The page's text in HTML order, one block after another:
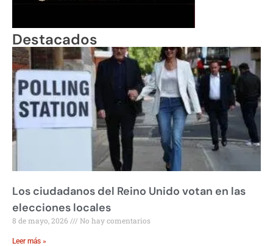
Destacados
Los ciudadanos del Reino Unido votan en las
elecciones locales
8 de mayo, 2026 No hay comentarios
Leer más »